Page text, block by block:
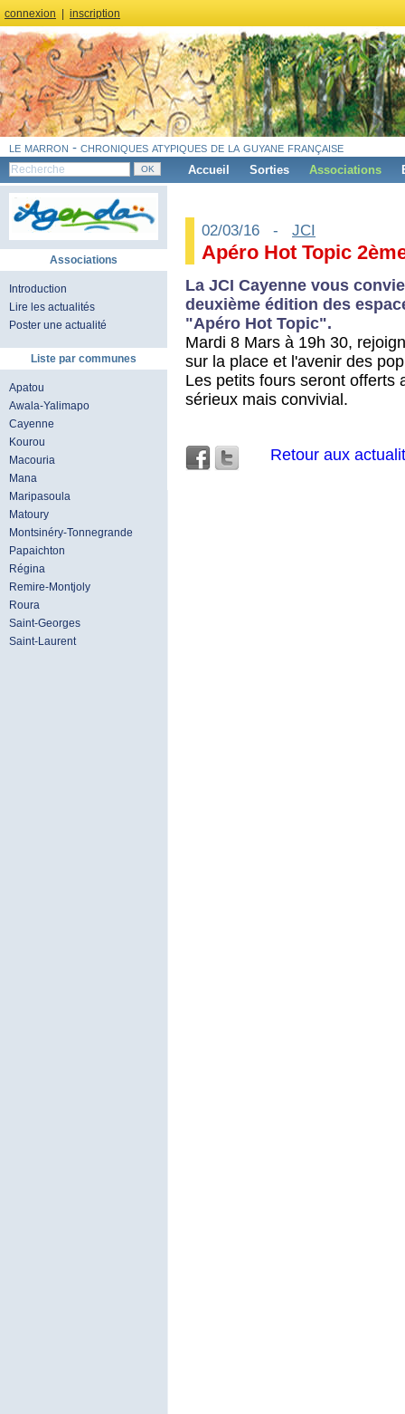
connexion inscription
le marron - chroniques atypiques de la guyane française
Accueil Sorties Associations
Associations
Introduction
Lire les actualités
Poster une actualité
Liste par communes
Apatou
Awala-Yalimapo
Cayenne
Kourou
Macouria
Mana
Maripasoula
Matoury
Montsinéry-Tonnegrande
Papaichton
Régina
Remire-Montjoly
Roura
Saint-Georges
Saint-Laurent
02/03/16 - JCI
Apéro Hot Topic
La JCI Cayenne vous
deuxième édition des
"Apéro Hot Topic".
Mardi 8 Mars à 19h 30,
sur la place et l'avenir des
Les petits fours seront offerts
sérieux mais convivial.
Retour aux